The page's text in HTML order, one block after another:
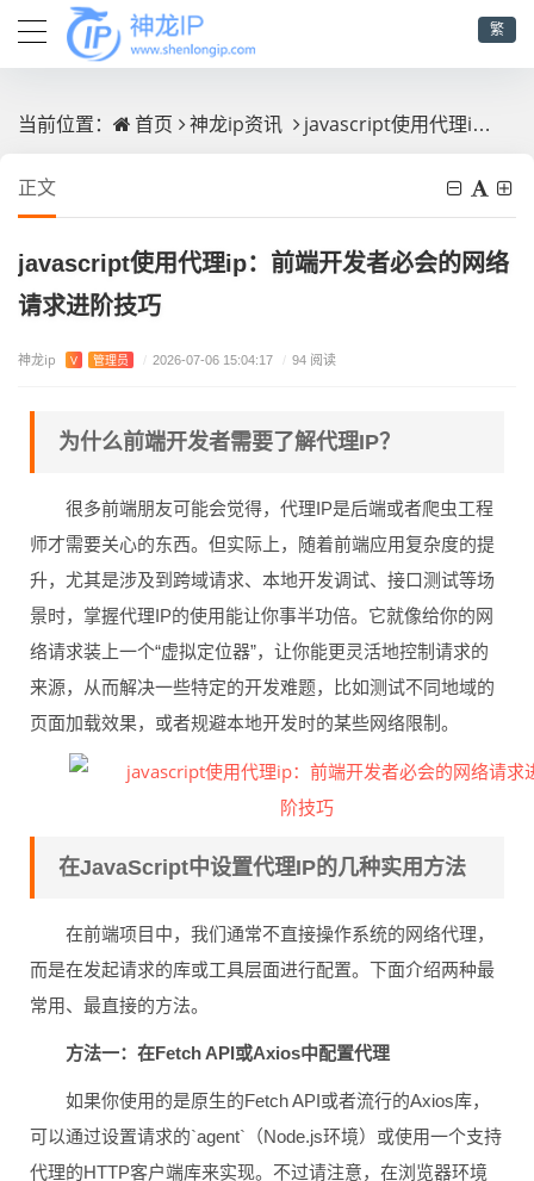
繁
当前位置： 首页 神龙ip资讯 javascript使用代理ip：前端开发者必会的网络请求进阶技巧
正文
javascript使用代理ip：前端开发者必会的网络
请求进阶技巧
神龙ip V 管理员 / 2026-07-06 15:04:17 / 94 阅读
为什么前端开发者需要了解代理IP？
很多前端朋友可能会觉得，代理IP是后端或者爬虫工程
师才需要关心的东西。但实际上，随着前端应用复杂度的提
升，尤其是涉及到跨域请求、本地开发调试、接口测试等场
景时，掌握代理IP的使用能让你事半功倍。它就像给你的网
络请求装上一个“虚拟定位器”，让你能更灵活地控制请求的
来源，从而解决一些特定的开发难题，比如测试不同地域的
页面加载效果，或者规避本地开发时的某些网络限制。
在JavaScript中设置代理IP的几种实用方法
在前端项目中，我们通常不直接操作系统的网络代理，
而是在发起请求的库或工具层面进行配置。下面介绍两种最
常用、最直接的方法。
方法一：在Fetch API或Axios中配置代理
如果你使用的是原生的Fetch API或者流行的Axios库，
可以通过设置请求的`agent`（Node.js环境）或使用一个支持
代理的HTTP客户端库来实现。不过请注意，在浏览器环境